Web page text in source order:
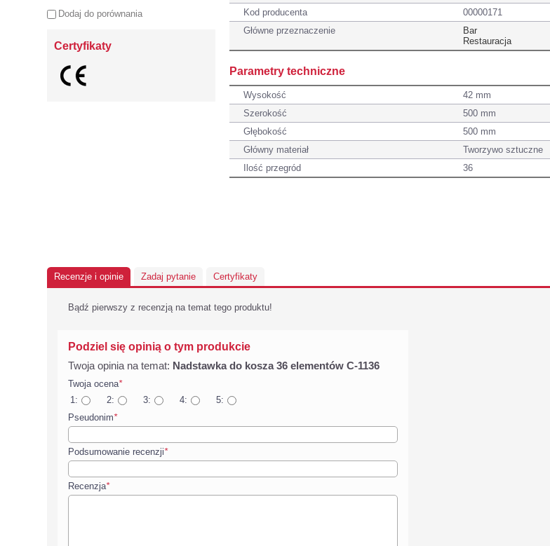
Dodaj do porównania
Certyfikaty
Kod producenta
00000171
Główne przeznaczenie
Bar
Restauracja
Parametry techniczne
Wysokość
42 mm
Szerokość
500 mm
Głębokość
500 mm
Główny materiał
Tworzywo sztuczne
Ilość przegród
36
Recenzje i opinie Zadaj pytanie Certyfikaty
Bądź pierwszy z recenzją na temat tego produktu!
Podziel się opinią o tym produkcie
Twoja opinia na temat: Nadstawka do kosza 36 elementów C-1136
Twoja ocena*
1:
2: 3: 4:
5:
Pseudonim*
Podsumowanie recenzji*
Recenzja*